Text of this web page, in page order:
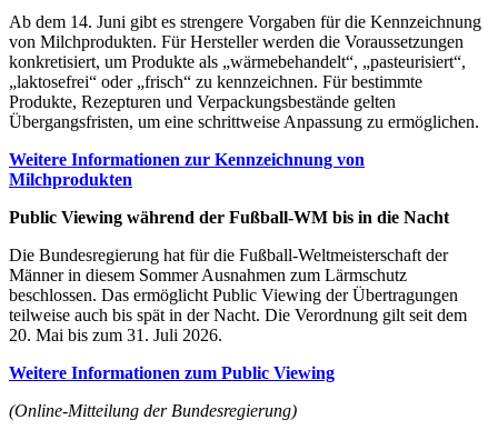
Ab dem 14. Juni gibt es strengere Vorgaben für die Kennzeichnung
von Milchprodukten. Für Hersteller werden die Voraussetzungen
konkretisiert, um Produkte als „wärmebehandelt“, „pasteurisiert“,
„laktosefrei“ oder „frisch“ zu kennzeichnen. Für bestimmte
Produkte, Rezepturen und Verpackungsbestände gelten
Übergangsfristen, um eine schrittweise Anpassung zu ermöglichen.
Weitere Informationen zur Kennzeichnung von
Milchprodukten
Public Viewing während der Fußball-WM bis in die Nacht
Die Bundesregierung hat für die Fußball-Weltmeisterschaft der
Männer in diesem Sommer Ausnahmen zum Lärmschutz
beschlossen. Das ermöglicht Public Viewing der Übertragungen
teilweise auch bis spät in der Nacht. Die Verordnung gilt seit dem
20. Mai bis zum 31. Juli 2026.
Weitere Informationen zum Public Viewing
(Online-Mitteilung der Bundesregierung)